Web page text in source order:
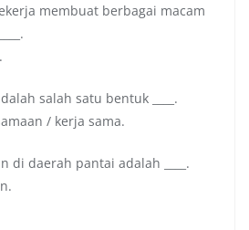
membuat berbagai macam
salah satu bentuk ____.
/ kerja sama.
di daerah pantai adalah ____.